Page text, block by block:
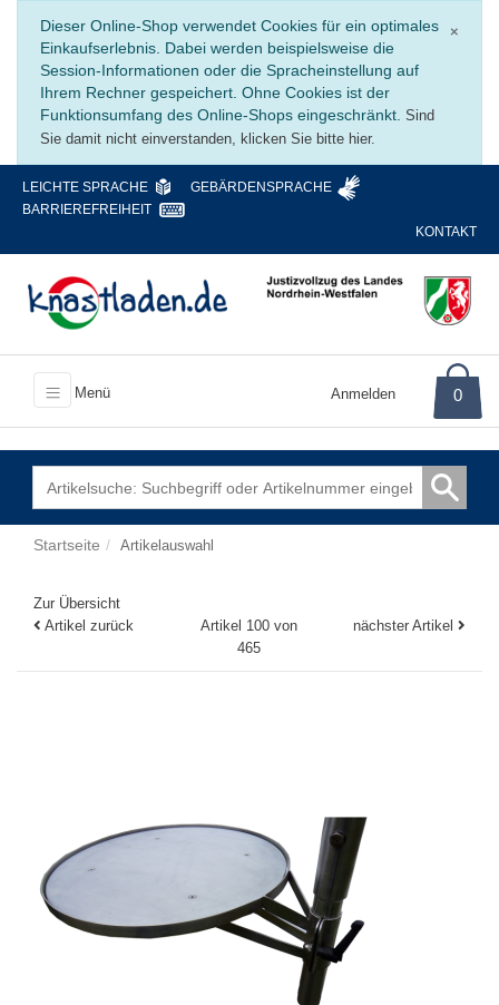
×
Dieser Online-Shop verwendet Cookies für ein optimales
Einkaufserlebnis. Dabei werden beispielsweise die
Session-Informationen oder die Spracheinstellung auf
Ihrem Rechner gespeichert. Ohne Cookies ist der
Funktionsumfang des Online-Shops eingeschränkt. Sind
Sie damit nicht einverstanden, klicken Sie bitte hier.
LEICHTE SPRACHE
GEBÄRDENSPRACHE
BARRIEREFREIHEIT
KONTAKT
Menü Anmelden 0
Startseite Artikelauswahl
Zur Übersicht
Artikel zurück
Artikel 100 von
465
nächster Artikel